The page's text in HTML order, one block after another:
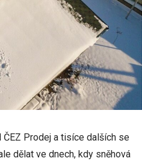
Prodej a tisíce dalších se
dělat ve dnech, kdy sněhová